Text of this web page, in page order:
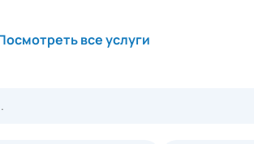
все услуги